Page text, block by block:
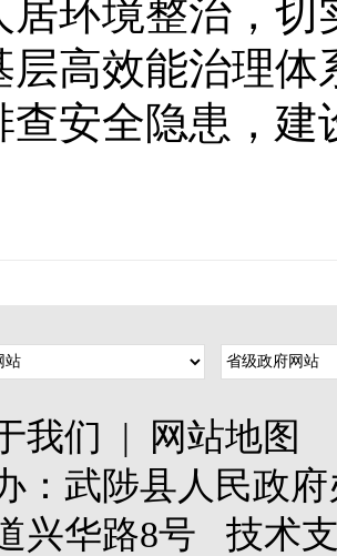
居环境整治，
层高效能治理
查安全隐患，
我们 |
网站地图
：武陟县人民政
兴华路8号 技术